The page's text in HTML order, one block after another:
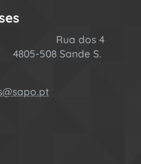
Rua dos 4
508 Sande S.